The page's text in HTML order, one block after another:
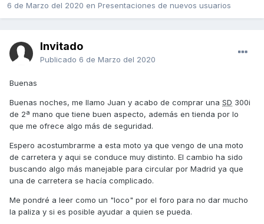
6 de Marzo del 2020 en Presentaciones de nuevos usuarios
Invitado
Publicado 6 de Marzo del 2020
Buenas
Buenas noches, me llamo Juan y acabo de comprar una SD 300i
de 2ª mano que tiene buen aspecto, además en tienda por lo
que me ofrece algo más de seguridad.
Espero acostumbrarme a esta moto ya que vengo de una moto
de carretera y aqui se conduce muy distinto. El cambio ha sido
buscando algo más manejable para circular por Madrid ya que
una de carretera se hacía complicado.
Me pondré a leer como un "loco" por el foro para no dar mucho
la paliza y si es posible ayudar a quien se pueda.